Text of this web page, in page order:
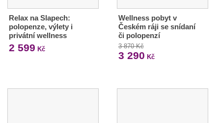
Relax na Slapech:
polopenze, výlety i
privátní wellness
2 599 Kč
Wellness pobyt v
Českém ráji se snídaní
či polopenzí
3 870 Kč
3 290 Kč